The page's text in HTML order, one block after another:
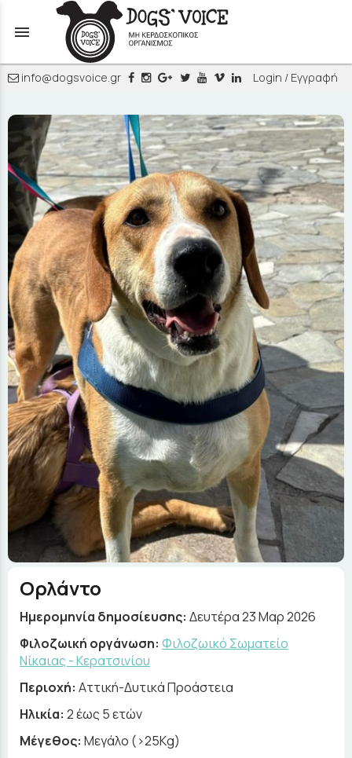
menu
info@dogsvoice.gr Login / Εγγραφή
Ορλάντο
Ημερομηνία δημοσίευσης: Δευτέρα 23 Μαρ 2026
Φιλοζωική οργάνωση: Φιλοζωικό Σωματείο
Νίκαιας - Κερατσινίου
Περιοχή: Αττική-Δυτικά Προάστεια
Ηλικία: 2 έως 5 ετών
Μέγεθος: Μεγάλο (>25Kg)